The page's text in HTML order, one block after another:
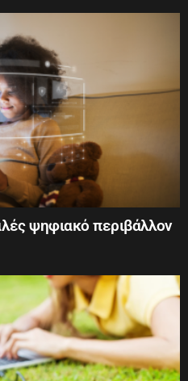
ψηφιακό περιβάλλον